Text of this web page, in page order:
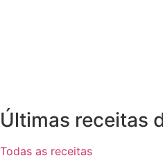
Últimas receitas
Todas as receitas